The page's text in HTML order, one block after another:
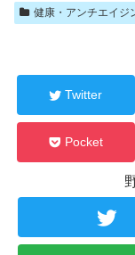
健康・アンチエイジ
Twitter
Pocket